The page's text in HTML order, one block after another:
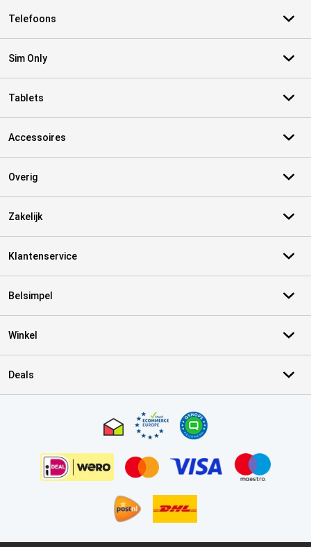
Telefoons
Sim Only
Tablets
Accessoires
Overig
Zakelijk
Klantenservice
Belsimpel
Winkel
Deals